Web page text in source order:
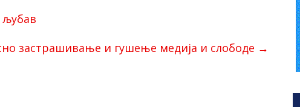
љубав
застрашивање и гушење медија и слободе →